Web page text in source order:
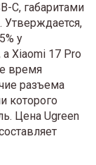
C, габаритами
Утверждается,
у
Xiaomi 17 Pro
время
разъема
которого
Цена Ugreen